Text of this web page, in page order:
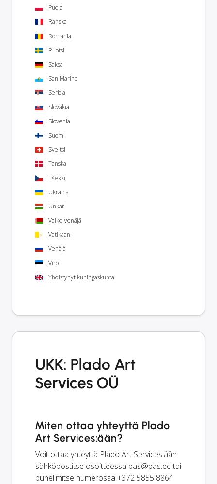
Puola
Ranska
Romania
Ruotsi
Saksa
San Marino
Serbia
Slovakia
Slovenia
Suomi
Sveitsi
Tanska
Tšekki
Ukraina
Unkari
Valko-Venäjä
Vatikaani
Venäjä
Viro
Yhdistynyt kuningaskunta
UKK: Plado Art
Services OÜ
Miten ottaa yhteyttä Plado
Art Services:ään?
Voit ottaa yhteyttä Plado Art Services:ään
sähköpostitse osoitteessa pas@pas.ee tai
puhelimitse numerossa +372 5855 8864.